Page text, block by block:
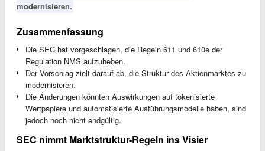
modernisieren.
Zusammenfassung
Die SEC hat vorgeschlagen, die Regeln 611 und 610e der
Regulation NMS aufzuheben.
Der Vorschlag zielt darauf ab, die Struktur des Aktienmarktes zu
modernisieren.
Die Änderungen könnten Auswirkungen auf tokenisierte
Wertpapiere und automatisierte Ausführungsmodelle haben, sind
jedoch noch nicht endgültig.
SEC nimmt Marktstruktur-Regeln ins Visier